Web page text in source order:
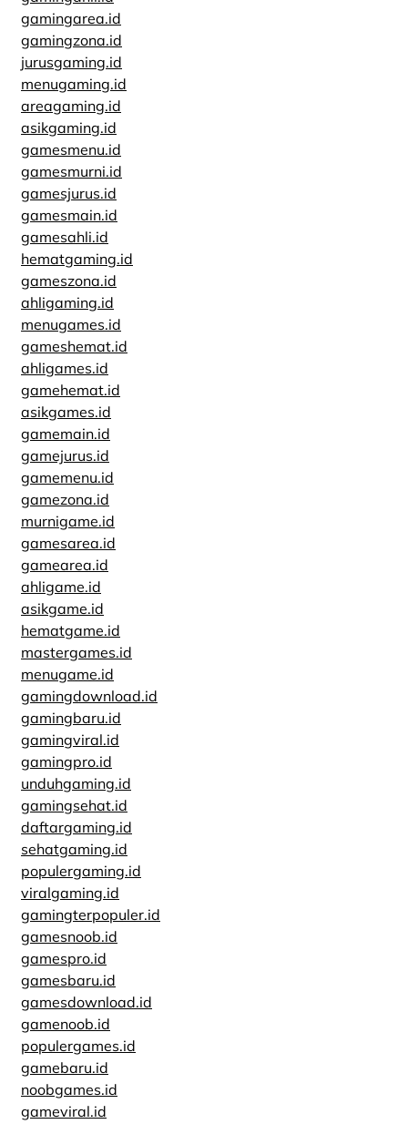
gamingarea.id
gamingzona.id
jurusgaming.id
menugaming.id
areagaming.id
asikgaming.id
gamesmenu.id
gamesmurni.id
gamesjurus.id
gamesmain.id
gamesahli.id
hematgaming.id
gameszona.id
ahligaming.id
menugames.id
gameshemat.id
ahligames.id
gamehemat.id
asikgames.id
gamemain.id
gamejurus.id
gamemenu.id
gamezona.id
murnigame.id
gamesarea.id
gamearea.id
ahligame.id
asikgame.id
hematgame.id
mastergames.id
menugame.id
gamingdownload.id
gamingbaru.id
gamingviral.id
gamingpro.id
unduhgaming.id
gamingsehat.id
daftargaming.id
sehatgaming.id
populergaming.id
viralgaming.id
gamingterpopuler.id
gamesnoob.id
gamespro.id
gamesbaru.id
gamesdownload.id
gamenoob.id
populergames.id
gamebaru.id
noobgames.id
gameviral.id